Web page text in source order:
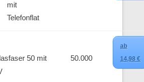
mit
Telefonflat
50 mit
50.000
ab
14,98 €